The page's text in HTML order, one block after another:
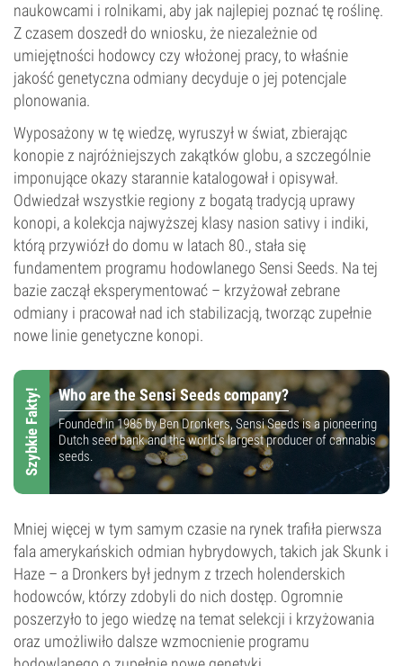
naukowcami i rolnikami, aby jak najlepiej poznać tę roślinę.
Z czasem doszedł do wniosku, że niezależnie od
umiejętności hodowcy czy włożonej pracy, to właśnie
jakość genetyczna odmiany decyduje o jej potencjale
plonowania.
Wyposażony w tę wiedzę, wyruszył w świat, zbierając
konopie z najróżniejszych zakątków globu, a szczególnie
imponujące okazy starannie katalogował i opisywał.
Odwiedzał wszystkie regiony z bogatą tradycją uprawy
konopi, a kolekcja najwyższej klasy nasion sativy i indiki,
którą przywiózł do domu w latach 80., stała się
fundamentem programu hodowlanego Sensi Seeds. Na tej
bazie zaczął eksperymentować – krzyżował zebrane
odmiany i pracował nad ich stabilizacją, tworząc zupełnie
nowe linie genetyczne konopi.
Szybkie Fakty! Who are the Sensi Seeds company?
Founded in 1985 by Ben Dronkers, Sensi Seeds is a pioneering
Dutch seed bank and the world's largest producer of cannabis
seeds.
Mniej więcej w tym samym czasie na rynek trafiła pierwsza
fala amerykańskich odmian hybrydowych, takich jak Skunk i
Haze – a Dronkers był jednym z trzech holenderskich
hodowców, którzy zdobyli do nich dostęp. Ogromnie
poszerzyło to jego wiedzę na temat selekcji i krzyżowania
oraz umożliwiło dalsze wzmocnienie programu